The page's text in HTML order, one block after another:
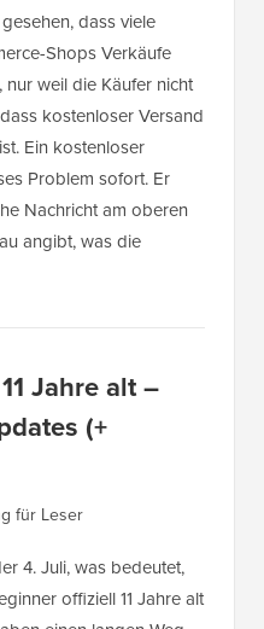
dass viele
Shops Verkäufe
nur weil die Käufer nicht
kostenloser Versand
Ein kostenloser
Problem sofort. Er
Nachricht am oberen
angibt, was die
Jahre alt –
(+
für Leser
4. Juli, was bedeutet,
offiziell 11 Jahre alt